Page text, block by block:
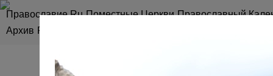
Православие.Ru Поместные Церкви Православный
Архив RSS